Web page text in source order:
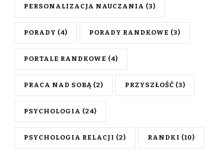
PERSONALIZACJA NAUCZANIA (3)
PORADY (4) PORADY RANDKOWE (3)
PORTALE RANDKOWE (4)
PRACA NAD SOBĄ (2) PRZYSZŁOŚĆ (3)
PSYCHOLOGIA (24)
PSYCHOLOGIA RELACJI (2) RANDKI (10)